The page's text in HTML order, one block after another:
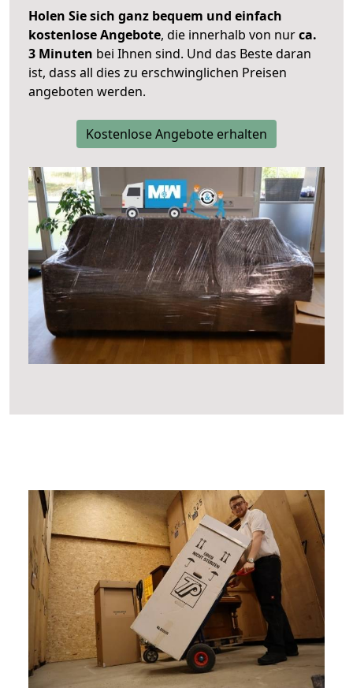
Holen Sie sich ganz bequem und einfach
kostenlose Angebote, die innerhalb von nurca.
3 Minuten bei Ihnen sind. Und das Beste daran
ist, dass all dies zu erschwinglichen Preisen
angeboten werden.
Kostenlose Angebote erhalten